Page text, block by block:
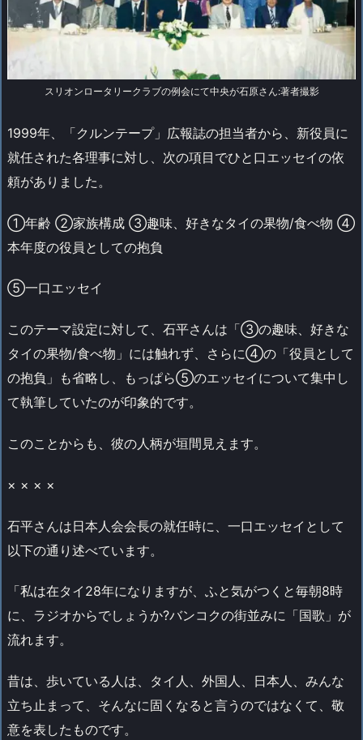
スリオンロータリークラブの例会にて中央が石原さん:著者撮影
1999年、「クルンテープ」広報誌の担当者から、新役員に
就任された各理事に対し、次の項目でひと口エッセイの依
頼がありました。
①年齢 ②家族構成 ③趣味、好きなタイの果物/食べ物 ④
本年度の役員としての抱負
⑤一口エッセイ
このテーマ設定に対して、石平さんは「③の趣味、好きな
タイの果物/食べ物」には触れず、さらに④の「役員として
の抱負」も省略し、もっぱら⑤のエッセイについて集中し
て執筆していたのが印象的です。
このことからも、彼の人柄が垣間見えます。
× × × ×
石平さんは日本人会会長の就任時に、一口エッセイとして
以下の通り述べています。
「私は在タイ28年になりますが、ふと気がつくと毎朝8時
に、ラジオからでしょうか?バンコクの街並みに「国歌」が
流れます。
昔は、歩いている人は、タイ人、外国人、日本人、みんな
立ち止まって、そんなに固くなると言うのではなくて、敬
意を表したものです。